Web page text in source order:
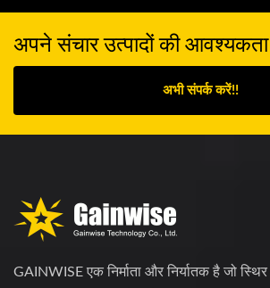
अपने संचार उत्पादों की आवश्यकता
अभी संपर्क करें!!
GAINWISE एक निर्माता और निर्यातक है जो